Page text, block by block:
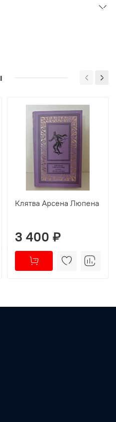
Клятва Арсена Люпена
3 400 ₽